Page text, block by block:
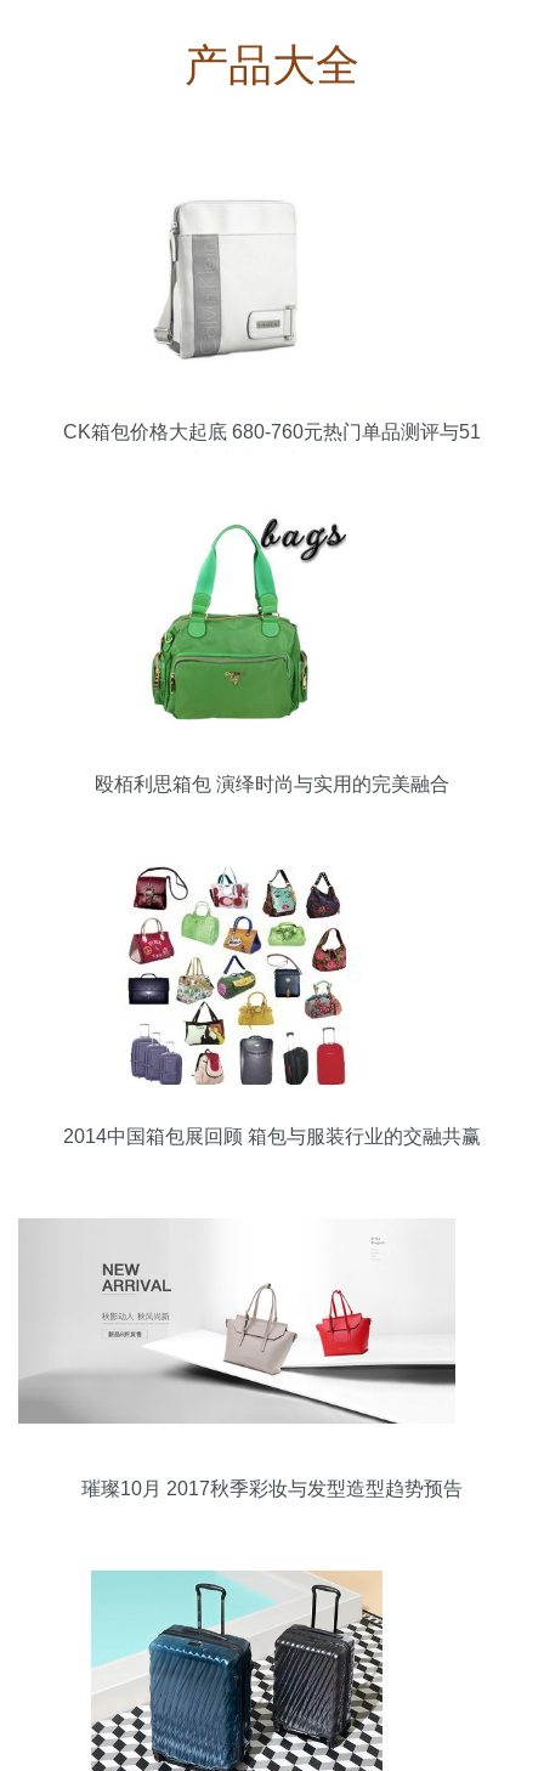
产品大全
CK箱包价格大起底 680-760元热门单品测评与51
殴栢利思箱包 演绎时尚与实用的完美融合
2014中国箱包展回顾 箱包与服装行业的交融共赢
璀璨10月 2017秋季彩妆与发型造型趋势预告